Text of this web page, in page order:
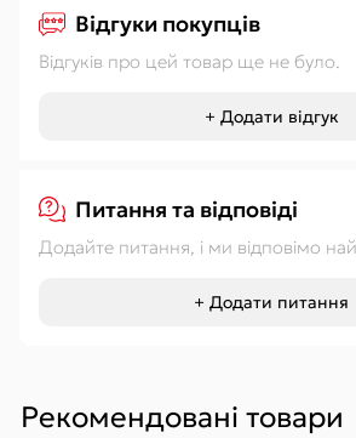
Відгуки покупців
Відгуків про цей товар ще не було.
+ Додати відгук
Питання та відповіді
Додайте питання, і ми відповімо
+ Додати питання
Рекомендовані товари